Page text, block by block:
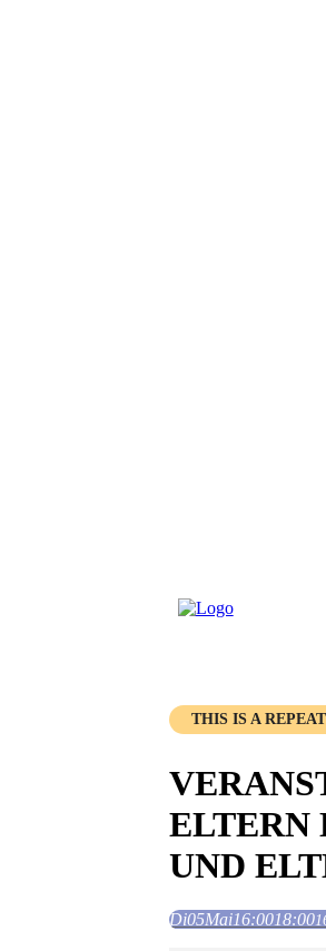
THIS IS A
ELTERN
UND
Di05Mai16:0018:00